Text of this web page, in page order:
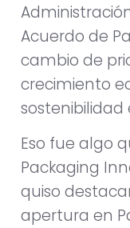
Acuerdo de
cambio de
crecimiento
sostenibilidad
Eso fue algo
Packaging
quiso
apertura en